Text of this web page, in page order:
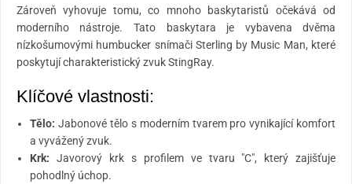
Zároveň vyhovuje tomu, co mnoho baskytaristů očekává od
moderního nástroje. Tato baskytara je vybavena dvěma
nízkošumovými humbucker snímači Sterling by Music Man, které
poskytují charakteristický zvuk StingRay.
Klíčové vlastnosti:
Tělo: Jabonové tělo s moderním tvarem pro vynikající komfort
a vyvážený zvuk.
Krk:
Javorový krk s profilem ve tvaru "C", který zajišťuje
pohodlný úchop.